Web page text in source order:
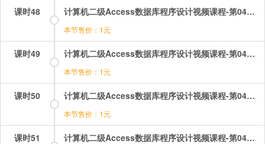
课时48 计算机二级Access数据库程序设计视频课程-第04章-4.3设计窗体（1）.mp4
本节售价：1元
课时49 计算机二级Access数据库程序设计视频课程-第04章-4.3设计窗体（2）.mp4
本节售价：1元
课时50 计算机二级Access数据库程序设计视频课程-第04章-4.3设计窗体（3）.mp4
本节售价：1元
课时51 计算机二级Access数据库程序设计视频课程-第04章-4.4修饰窗体.mp4